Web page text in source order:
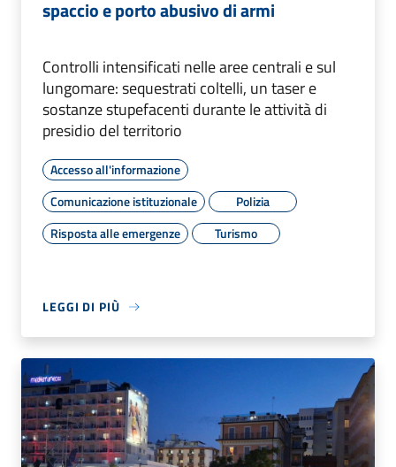
spaccio e porto abusivo di armi
Controlli intensificati nelle aree centrali e sul
lungomare: sequestrati coltelli, un taser e
sostanze stupefacenti durante le attività di
presidio del territorio
Accesso all'informazione
Comunicazione istituzionale
Polizia
Risposta alle emergenze
Turismo
LEGGI DI PIÙ